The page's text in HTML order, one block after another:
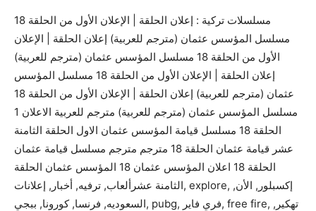
مسلسلات تركية : إعلان الحلقة | الإعلان الأول من الحلقة 18
مسلسل المؤسس عثمان (مترجم للعربية) إعلان الحلقة | الإعلان
الأول من الحلقة 18 مسلسل المؤسس عثمان (مترجم للعربية)
إعلان الحلقة | الإعلان الأول من الحلقة 18 مسلسل المؤسس
عثمان (مترجم للعربية) إعلان الحلقة | الإعلان الأول من الحلقة 18
مسلسل المؤسس عثمان (مترجم للعربية) مترجم للعربية الاعلان 1
الحلقة 18 مسلسل قيامة المؤسس عثمان الاول الحلقة الثامنة
عشر قيامة عثمان الحلقة 18 مترجم مترجم مسلسل قيامة عثمان
الحلقة 18 اعلان المؤسس عثمان 18 المؤسس عثمان الحلقة
الثامنة عشرألعاب, ترفيه, أخبار, إعلانات, explore, إكسبلور, الأن,
السعوديه, فرنسا, كورونا, ببجي, pubg, فري فاير, free fire, تهكير,